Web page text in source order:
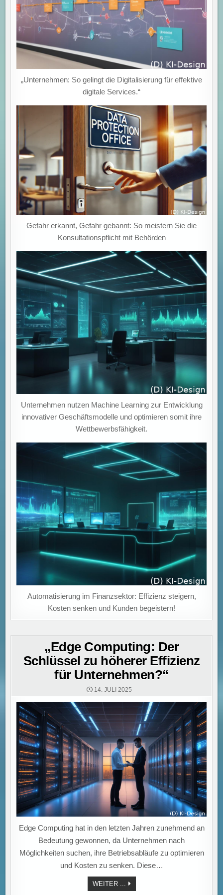
„Unternehmen: So gelingt die Digitalisierung für effektive
digitale Services.“
Gefahr erkannt, Gefahr gebannt: So meistern Sie die
Konsultationspflicht mit Behörden
Unternehmen nutzen Machine Learning zur Entwicklung
innovativer Geschäftsmodelle und optimieren somit ihre
Wettbewerbsfähigkeit.
Automatisierung im Finanzsektor: Effizienz steigern,
Kosten senken und Kunden begeistern!
„Edge Computing: Der
Schlüssel zu höherer Effizienz
für Unternehmen?“
14. JULI 2025
Edge Computing hat in den letzten Jahren zunehmend an
Bedeutung gewonnen, da Unternehmen nach
Möglichkeiten suchen, ihre Betriebsabläufe zu optimieren
und Kosten zu senken. Diese…
WEITER ...
„EDGE
COMPUTING: